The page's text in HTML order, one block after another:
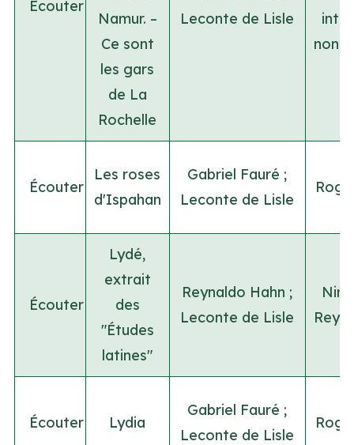
Écouter
Namur. –
Ce sont
les gars
de La
Rochelle
Leconte de Lisle
non
Écouter
Les roses
d'Ispahan
Gabriel Fauré ;
Leconte de Lisle
Écouter
Lydé,
extrait
des
"Études
latines"
Reynaldo Hahn ;
Leconte de Lisle
Écouter Lydia
Gabriel Fauré ;
Leconte de Lisle